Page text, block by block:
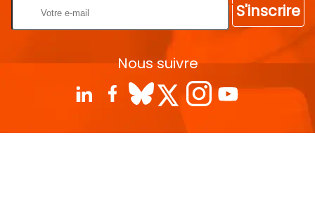
S'inscrire
Nous suivre